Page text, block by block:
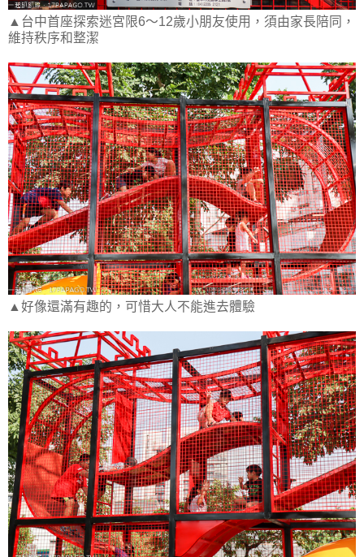
▲台中首座探索迷宮限6～12歲小朋友使用，須由家長陪同，
維持秩序和整潔
▲好像還滿有趣的，可惜大人不能進去體驗